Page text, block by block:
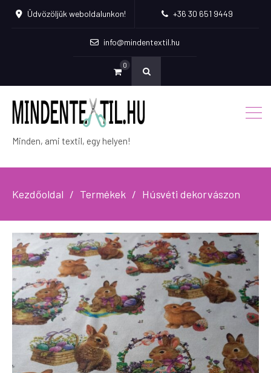
Üdvözöljük weboldalunkon! +36 30 651 9449
info@mindentextil.hu
0
Minden, ami textil, egy helyen!
Kezdőoldal Termékek Húsvéti dekorvászon